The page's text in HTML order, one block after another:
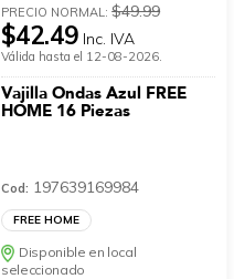
PRECIO NORMAL:$49.99
$42.49 Inc. IVA
Válida hasta el 12-08-2026.
Vajilla Ondas Azul FREE
HOME 16 Piezas
Cod: 197639169984
FREE HOME
Disponible en local
seleccionado